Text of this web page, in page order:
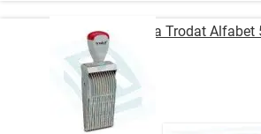
Pečiatka Trodat Alfabet